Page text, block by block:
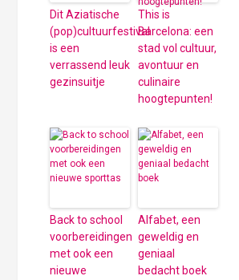
Dit Aziatische
(pop)cultuurfestival
is een
verrassend leuk
gezinsuitje
This is
Barcelona: een
stad vol cultuur,
avontuur en
culinaire
hoogtepunten!
Back to school
voorbereidingen
met ook een
nieuwe
Alfabet, een
geweldig en
geniaal
bedacht boek